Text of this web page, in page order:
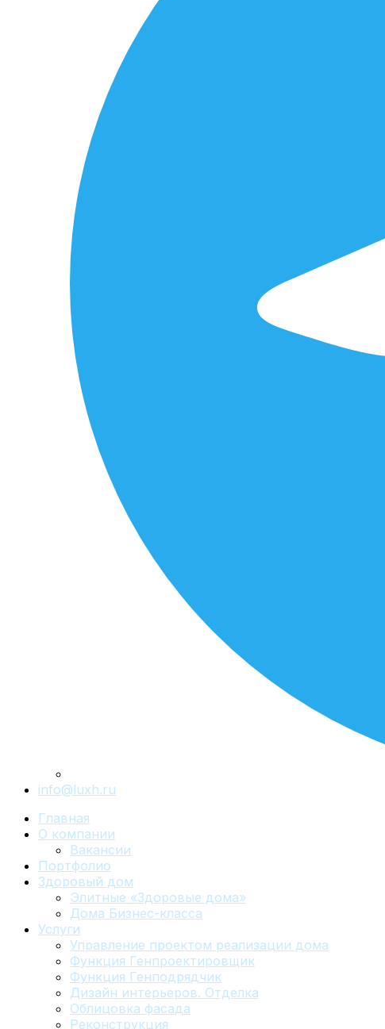
info@luxh.ru
Главная
О компании
Вакансии
Портфолио
Здоровый дом
Элитные «Здоровые дома»
Дома Бизнес-класса
Услуги
Управление проектом реализации дома
Функция Генпроектировщик
Функция Генподрядчик
Дизайн интерьеров. Отделка
Облицовка фасада
Реконструкция